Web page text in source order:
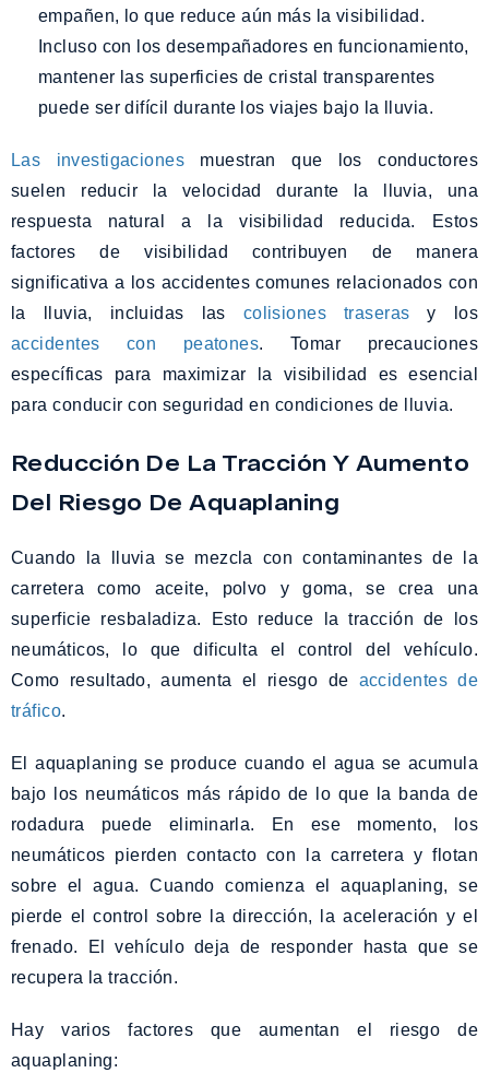
empañen, lo que reduce aún más la visibilidad.
Incluso con los desempañadores en funcionamiento,
mantener las superficies de cristal transparentes
puede ser difícil durante los viajes bajo la lluvia.
Las investigaciones muestran que los conductores
suelen reducir la velocidad durante la lluvia, una
respuesta natural a la visibilidad reducida. Estos
factores de visibilidad contribuyen de manera
significativa a los accidentes comunes relacionados con
la lluvia, incluidas las colisiones traseras y los
accidentes con peatones. Tomar precauciones
específicas para maximizar la visibilidad es esencial
para conducir con seguridad en condiciones de lluvia.
Reducción De La Tracción Y Aumento
Del Riesgo De Aquaplaning
Cuando la lluvia se mezcla con contaminantes de la
carretera como aceite, polvo y goma, se crea una
superficie resbaladiza. Esto reduce la tracción de los
neumáticos, lo que dificulta el control del vehículo.
Como resultado, aumenta el riesgo de accidentes de
tráfico.
El aquaplaning se produce cuando el agua se acumula
bajo los neumáticos más rápido de lo que la banda de
rodadura puede eliminarla. En ese momento, los
neumáticos pierden contacto con la carretera y flotan
sobre el agua. Cuando comienza el aquaplaning, se
pierde el control sobre la dirección, la aceleración y el
frenado. El vehículo deja de responder hasta que se
recupera la tracción.
Hay varios factores que aumentan el riesgo de
aquaplaning: